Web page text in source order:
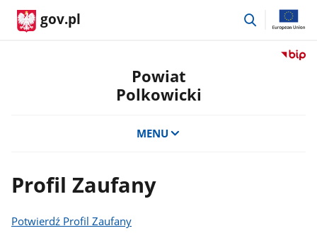
gov.pl
przejdź
Przejdź
Powiat
Polkowicki
MENU
Profil Zaufany
Potwierdź Profil Zaufany